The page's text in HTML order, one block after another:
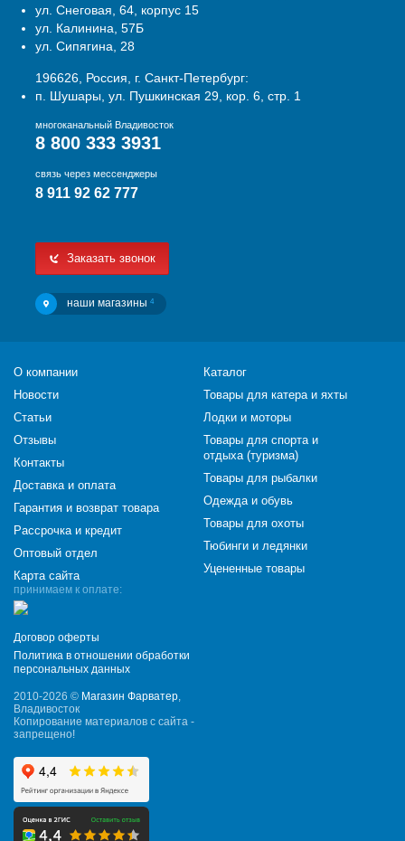
ул. Снеговая, 64, корпус 15
ул. Калинина, 57Б
ул. Сипягина, 28
196626, Россия, г. Санкт-Петербург:
п. Шушары, ул. Пушкинская 29, кор. 6, стр. 1
многоканальный Владивосток
8 800 333 3931
связь через мессенджеры
8 911 92 62 777
Заказать звонок
наши магазины 4
принимаем к оплате:
Договор оферты
Политика в отношении обработки
персональных данных
2010-2026 © Магазин Фарватер,
Владивосток
Копирование материалов с сайта -
запрещено!
О компании
Новости
Статьи
Отзывы
Контакты
Доставка и оплата
Гарантия и возврат товара
Рассрочка и кредит
Оптовый отдел
Карта сайта
Каталог
Товары для катера и яхты
Лодки и моторы
Товары для спорта и
отдыха (туризма)
Товары для рыбалки
Одежда и обувь
Товары для охоты
Тюбинги и ледянки
Уцененные товары